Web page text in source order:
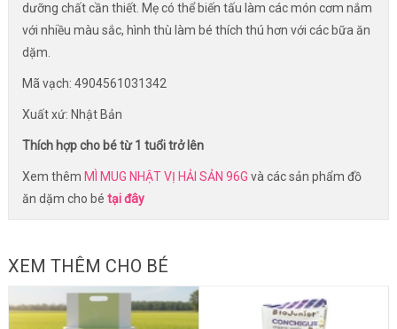
dưỡng chất cần thiết. Mẹ có thể biến tấu làm các món cơm nắm
với nhiều màu sắc, hình thù làm bé thích thú hơn với các bữa ăn
dặm.
Mã vạch: 4904561031342
Xuất xứ: Nhật Bản
Thích hợp cho bé từ 1 tuổi trở lên
Xem thêm MÌ MUG NHẬT VỊ HẢI SẢN 96G và các sản phẩm đồ
ăn dặm cho bé tại đây
XEM THÊM CHO BÉ